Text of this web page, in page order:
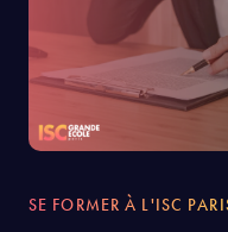
SE FORMER À L'ISC